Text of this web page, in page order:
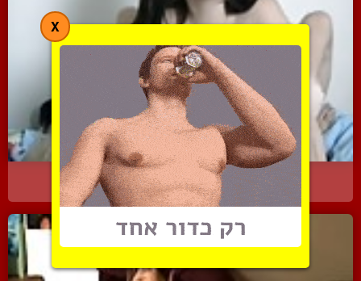
טריניטי החמודה נותנת לבו...
3195 צפיות | 1 המלצות
X